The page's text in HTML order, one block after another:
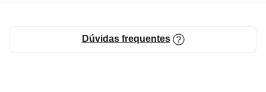
Dúvidas frequentes